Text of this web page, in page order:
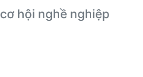
cơ hội nghề nghiệp